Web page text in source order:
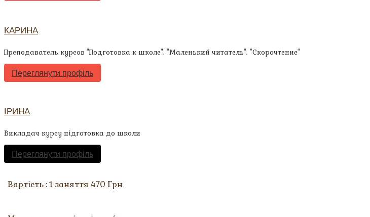
КАРИНА
Преподаватель курсов "Подготовка к школе", "Маленький читатель", "Скорочтение"
Переглянути профіль
ІРИНА
Викладач курсу підготовка до школи
Переглянути профіль
Вартість : 1 заняття 470 Грн